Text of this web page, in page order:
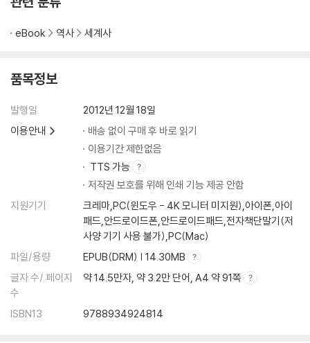
eBook 역사 세계사
품목정보
발행일
2012년 12월 18일
이용안내
배송 없이 구매 후 바로 읽기
이용기간 제한없음
TTS 가능
저작권 보호를 위해 인쇄 기능 제공 안함
지원기기
크레마,PC(윈도우 - 4K 모니터 미지원),아이폰,아이
패드,안드로이드폰,안드로이드패드,전자책단말기(저
사양 기기 사용 불가),PC(Mac)
파일/용량
EPUB(DRM) | 14.30MB
글자 수/ 페이지
수
약 14.5만자, 약 3.2만 단어, A4 약 91쪽
ISBN13 9788934924814